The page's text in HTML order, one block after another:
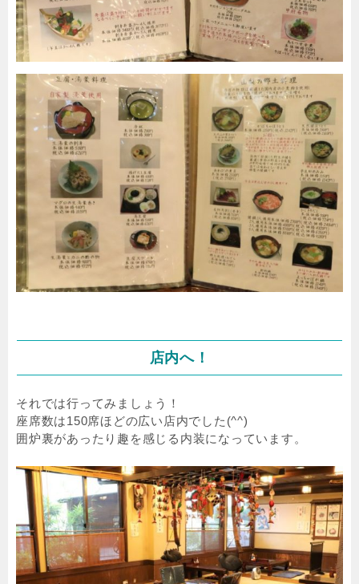
店内へ！
それでは行ってみましょう！
座席数は150席ほどの広い店内でした(^^)
囲炉裏があったり趣を感じる内装になっています。